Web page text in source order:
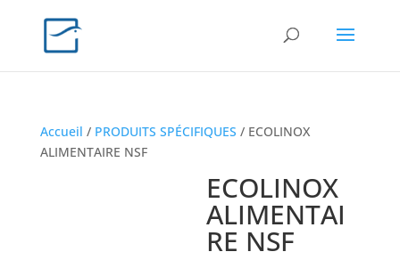
Accueil / PRODUITS SPÉCIFIQUES / ECOLINOX
ALIMENTAIRE NSF
ECOLINOX
ALIMENTAI
RE NSF